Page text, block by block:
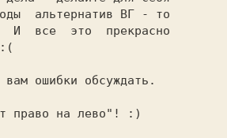
альтернатив ВГ - то
И  все  это  прекрасно
:(